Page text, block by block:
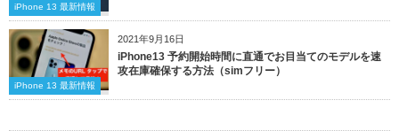
iPhone 13 最新情報
2021年9月16日
iPhone 13 最新情報
iPhone13 予約開始時間に直通でお目当てのモデルを速
攻在庫確保する方法（simフリー）